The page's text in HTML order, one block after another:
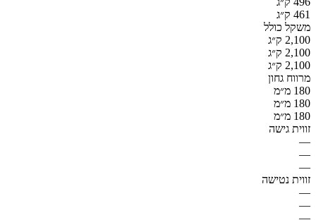
461 ק״ג
משקל כולל
2,100 ק״ג
2,100 ק״ג
2,100 ק״ג
מרווח גחון
180 מ״מ
180 מ״מ
180 מ״מ
זווית גישה
—
—
—
זווית נטישה
—
—
—